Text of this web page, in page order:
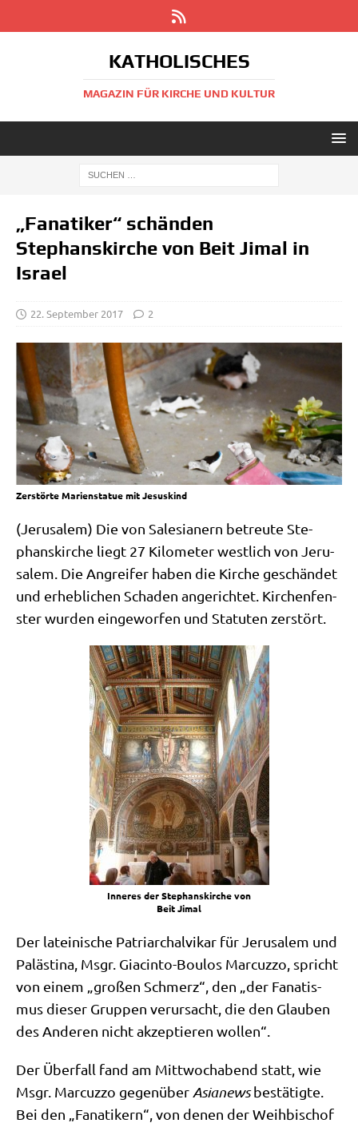
KATHOLISCHES
MAGAZIN FÜR KIRCHE UND KULTUR
„Fanatiker“ schänden
Stephanskirche von Beit Jimal in
Israel
22. September 2017 2
Zerstörte Marienstatue mit Jesuskind
(Jeru­sa­lem) Die von Sale­sia­nern betreu­te Ste­
phans­kir­che liegt 27 Kilo­me­ter west­lich von Jeru­
sa­lem. Die Angrei­fer haben die Kir­che geschän­det
und erheb­li­chen Scha­den ange­rich­tet. Kir­chen­fen­
ster wur­den ein­ge­wor­fen und Sta­tu­ten zerstört.
Inne­res der Ste­phans­kir­che von
Beit Jimal
Der latei­ni­sche Patri­ar­chal­vi­kar für Jeru­sa­lem und
Palä­sti­na, Msgr. Gia­c­in­to-Bou­los Mar­cuz­zo, spricht
von einem „gro­ßen Schmerz“, den „der Fana­tis­
mus die­ser Grup­pen ver­ur­sacht, die den Glau­ben
des Ande­ren nicht akzep­tie­ren wollen“.
Der Über­fall fand am Mitt­woch­abend statt, wie
Msgr. Mar­cuz­zo gegen­über Asia­newsbestä­tig­te.
Bei den „Fana­ti­kern“, von denen der Weih­bi­schof